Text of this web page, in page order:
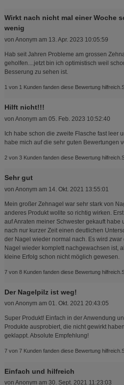
Wirkt nach nicht mal einer Woche
wenig
von Anonym am 13. Apr. 2023 10:05:59
Hab seit Jahren Probleme am grossen
geholfen....jetzt bin ich optimistisch weil
Besserung zu sehen ist.
1 von 1 Kunden fanden diese Bewertung hilfreich.
Hilft nicht!!!
von Anonym am 05. Feb. 2023 10:52:40
Ich habe schon die zweite Flasche fast leer
habe mich auf die sehr guten Bewertungen
2 von 3 Kunden fanden diese Bewertung hilfreich.
Sehr gut
von Anonym am 14. Okt. 2021 13:55:01
Mein großer Zehnagel war sehr stark von
anderes Produkt wollte so richtig wirken.
auf Anraten meiner Schwester gekauft
nach nur kurzer Zeit einen deutlichen
der Nagel wieder normal nach. Es wird
Nagel wieder komplett nachgewachsen ist,
kleine Erfolg schon nicht möglich gewesen.
7 von 8 Kunden fanden diese Bewertung hilfreich.
Der Nagelpilz ist weg!
von Anonym am 01. Okt. 2021 20:43:05
Super Produkt! Einfach in der Anwendung
Produkte ausprobiert, die nicht gewirkt
geklappt. Absolute Empfehlung!
7 von 7 Kunden fanden diese Bewertung hilfreich.
Einfach und hilfreich
von Anonym am 30. Sept. 2021 11:23:03